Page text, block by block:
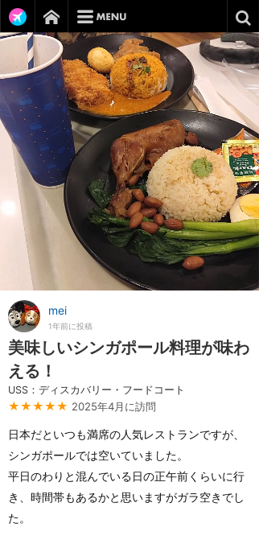
mei
1年前に投稿
美味しいシンガポール料理が味わ
える！
USS：ディスカバリー・フードコート
★★★★★ 2025年4月に訪問
日本だといつも満席の人気レストランですが、
シンガポールでは空いていました。
平日のわりと混んでいる日の正午前くらいに行
き、時間帯もあるかと思いますがガラ空きでし
た。